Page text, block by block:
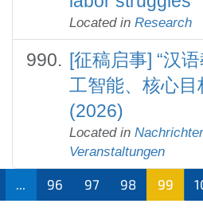
Located in Research
[征稿启事] “汉
工智能、核心目
(2026)
Located in
Veranstaltungen
... 96 97 98 99